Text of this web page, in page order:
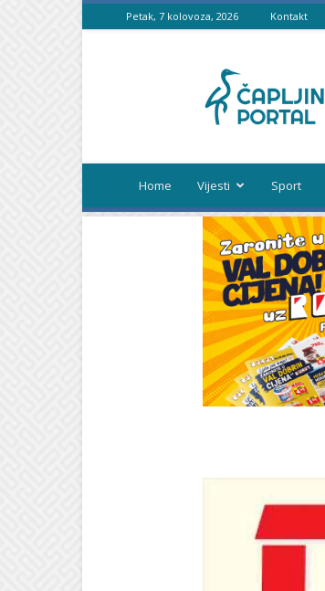
Petak, 7 kolovoza, 2026 Kontakt
portal
Home Vijesti Sport